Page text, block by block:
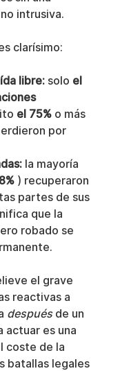
intrusiva.
clarísimo:
libre: solo el
el 75% o más
por
la mayoría
) recuperaron
partes de sus
que la
robado se
el grave
reactivas a
después de un
actuar es una
coste de la
batallas legales